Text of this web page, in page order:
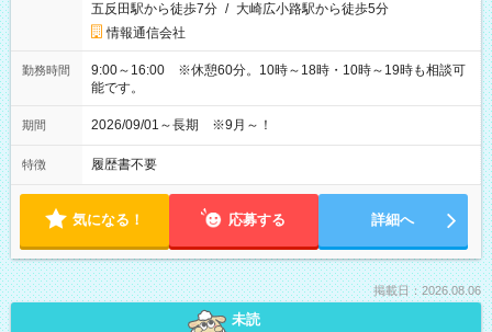
五反田駅から徒歩7分 / 大崎広小路駅から徒歩5分
情報通信会社
勤務時間
9:00～16:00 ※休憩60分。10時～18時・10時～19時も相談可
能です。
期間 2026/09/01～長期 ※9月～！
特徴 履歴書不要
気になる！ 応募する 詳細へ
掲載日：2026.08.06
未読